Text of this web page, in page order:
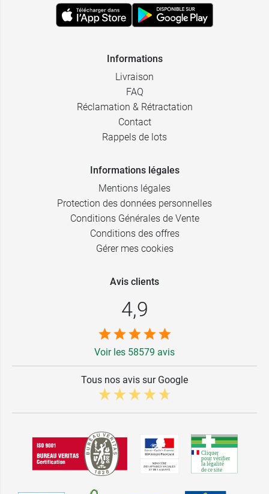
Informations
Livraison
FAQ
Réclamation & Rétractation
Contact
Rappels de lots
Informations légales
Mentions légales
Protection des données personnelles
Conditions Générales de Vente
Conditions des offres
Gérer mes cookies
Avis clients
4,9
Voir les 58579 avis
Tous nos avis sur Google